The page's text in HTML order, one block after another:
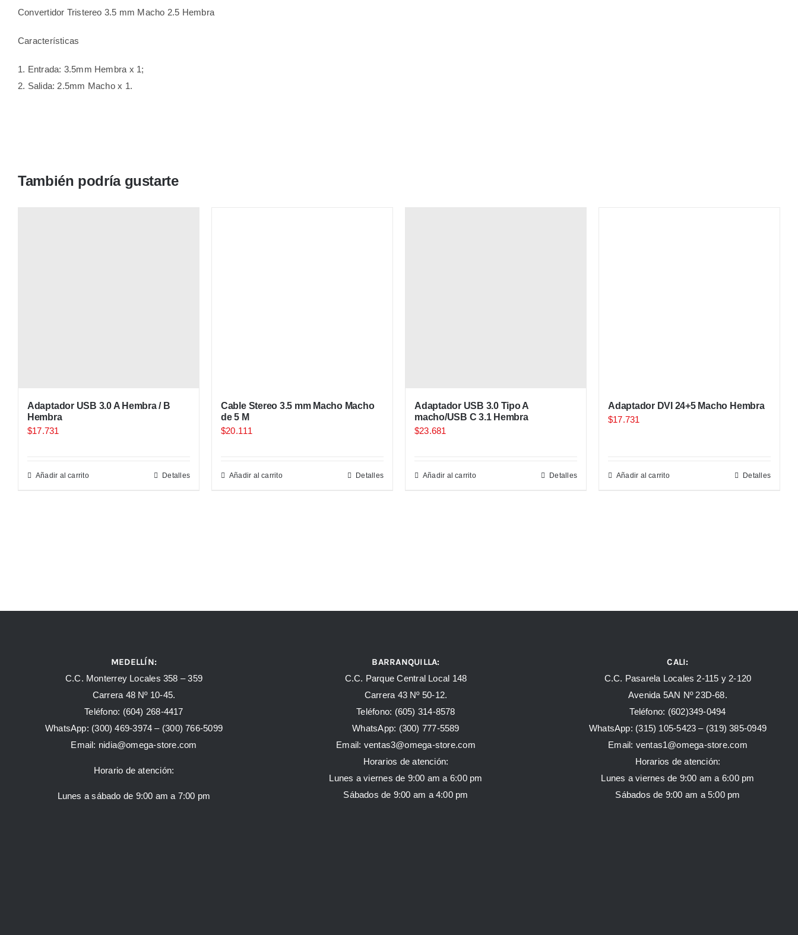
Convertidor Tristereo 3.5 mm Macho 2.5 Hembra
Características
1. Entrada: 3.5mm Hembra x 1;
2. Salida: 2.5mm Macho x 1.
También podría gustarte
Adaptador USB 3.0 A Hembra / B
Hembra
$17.731
Añadir al carrito Detalles
Cable Stereo 3.5 mm Macho Macho
de 5 M
$20.111
Añadir al carrito Detalles
Adaptador USB 3.0 Tipo A
macho/USB C 3.1 Hembra
$23.681
Añadir al carrito Detalles
Adaptador DVI 24+5 Macho Hembra
$17.731
Añadir al carrito Detalles
MEDELLÍN:
C.C. Monterrey Locales 358 – 359
Carrera 48 Nº 10-45.
Teléfono: (604) 268-4417
WhatsApp: (300) 469-3974 – (300) 766-5099
Email: nidia@omega-store.com
Horario de atención:
Lunes a sábado de 9:00 am a 7:00 pm
BARRANQUILLA:
C.C. Parque Central Local 148
Carrera 43 Nº 50-12.
Teléfono: (605) 314-8578
WhatsApp: (300) 777-5589
Email: ventas3@omega-store.com
Horarios de atención:
Lunes a viernes de 9:00 am a 6:00 pm
Sábados de 9:00 am a 4:00 pm
CALI:
C.C. Pasarela Locales 2-115 y 2-120
Avenida 5AN Nº 23D-68.
Teléfono: (602)349-0494
WhatsApp: (315) 105-5423 – (319) 385-0949
Email: ventas1@omega-store.com
Horarios de atención:
Lunes a viernes de 9:00 am a 6:00 pm
Sábados de 9:00 am a 5:00 pm